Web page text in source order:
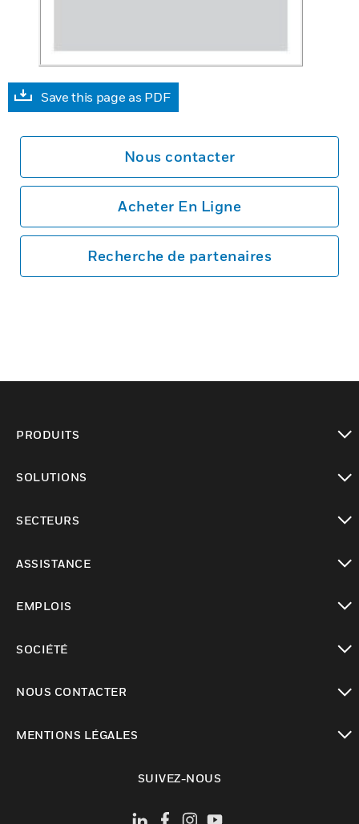
Save this page as PDF
Nous contacter
Acheter En Ligne
Recherche de partenaires
PRODUITS
SOLUTIONS
SECTEURS
ASSISTANCE
EMPLOIS
SOCIÉTÉ
NOUS CONTACTER
MENTIONS LÉGALES
SUIVEZ-NOUS